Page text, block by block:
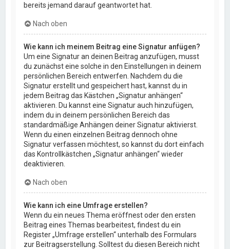
bereits jemand darauf geantwortet hat.
Nach oben
Wie kann ich meinem Beitrag eine Signatur anfügen?
Um eine Signatur an deinen Beitrag anzufügen, musst
du zunächst eine solche in den Einstellungen in deinem
persönlichen Bereich entwerfen. Nachdem du die
Signatur erstellt und gespeichert hast, kannst du in
jedem Beitrag das Kästchen „Signatur anhängen“
aktivieren. Du kannst eine Signatur auch hinzufügen,
indem du in deinem persönlichen Bereich das
standardmäßige Anhängen deiner Signatur aktivierst.
Wenn du einen einzelnen Beitrag dennoch ohne
Signatur verfassen möchtest, so kannst du dort einfach
das Kontrollkästchen „Signatur anhängen“ wieder
deaktivieren.
Nach oben
Wie kann ich eine Umfrage erstellen?
Wenn du ein neues Thema eröffnest oder den ersten
Beitrag eines Themas bearbeitest, findest du ein
Register „Umfrage erstellen“ unterhalb des Formulars
zur Beitragserstellung. Solltest du diesen Bereich nicht